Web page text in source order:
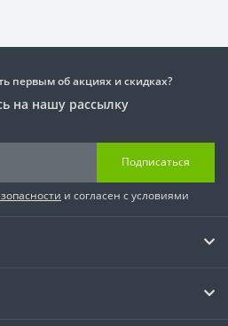
первым об акциях и скидках?
на нашу рассылку
Подписаться
и согласен с условиями